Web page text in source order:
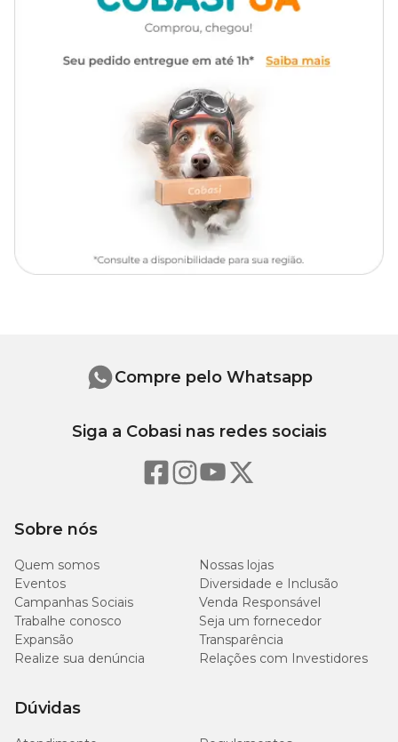
etoxiquim, galato de propila, carbonato de cálcio).
EVENTUAIS SUBSTITUTIVOS:Aroma de framboesa, aroma de
partir de: Agrobacterium Tumefaciens, Bacillus Thuringiensis,
Agrobacterium Tumefaciens.
%)
Matéria Fibrosa (máx)
Cálcio (máx)
mg/kg
%)
Sobre nós
Quem somos
Nossas lojas
Eventos
Diversidade e Inclusão
Campanhas Sociais
Venda Responsável
Trabalhe conosco
Seja um fornecedor
Expansão
Transparência
Realize sua denúncia
Relações com Investidores
Dúvidas
Compre pelo Whatsapp
Siga a Cobasi nas redes sociais